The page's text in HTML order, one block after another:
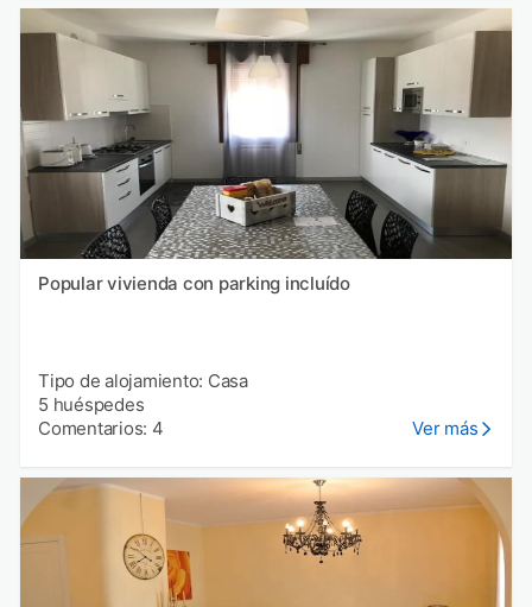
Popular vivienda con parking incluído
Tipo de alojamiento: Casa
5 huéspedes
Comentarios: 4
Ver más